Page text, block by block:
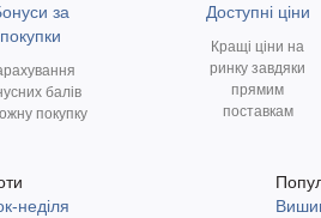
за
покупки
балів
покупку
Доступні ціни
Кращі ціни на
ринку завдяки
прямим
поставкам
неділя